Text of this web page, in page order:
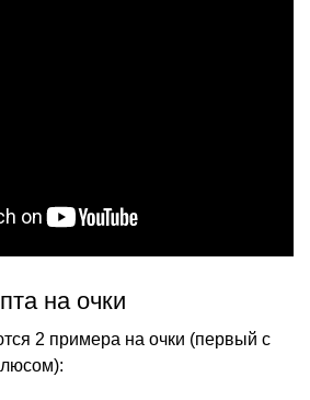
на очки
2 примера на очки (первый с